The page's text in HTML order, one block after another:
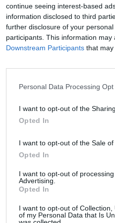
continue seeing interest-based
information disclosed to third
further disclosure of your
participants. This information
Downstream Participants that may
Personal Data Processing
I want to opt-out of the
Opted In
I want to opt-out of the Sale of
Opted In
I want to opt-out of
Advertising.
Opted In
I want to opt-out of
of my Personal Data that Is
I servizi FTTH per
WINDTRE in prima
dello Spumante”,
In un momento
conferma
l’evoluzione di